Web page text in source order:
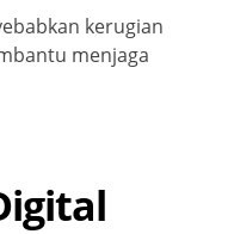
kerugian
menjaga